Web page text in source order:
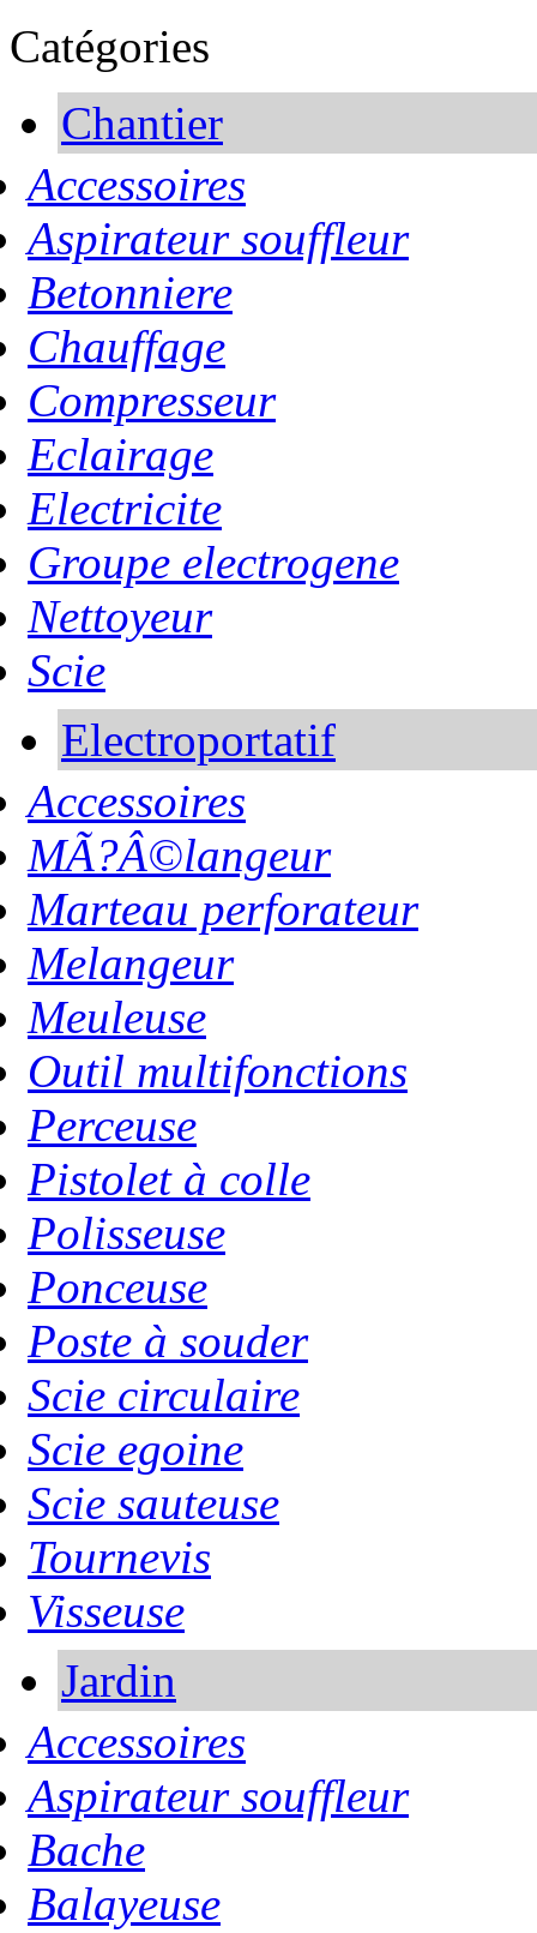
Catégories
Chantier
Accessoires
Aspirateur souffleur
Betonniere
Chauffage
Compresseur
Eclairage
Electricite
Groupe electrogene
Nettoyeur
Scie
Electroportatif
Accessoires
MÃ?Â©langeur
Marteau perforateur
Melangeur
Meuleuse
Outil multifonctions
Perceuse
Pistolet à colle
Polisseuse
Ponceuse
Poste à souder
Scie circulaire
Scie egoine
Scie sauteuse
Tournevis
Visseuse
Jardin
Accessoires
Aspirateur souffleur
Bache
Balayeuse